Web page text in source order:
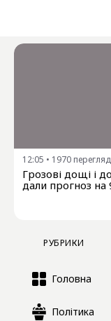
12:05 • 1970
Грозові дощі і
дали прогноз на
РУБРИКИ
Головна
Політика